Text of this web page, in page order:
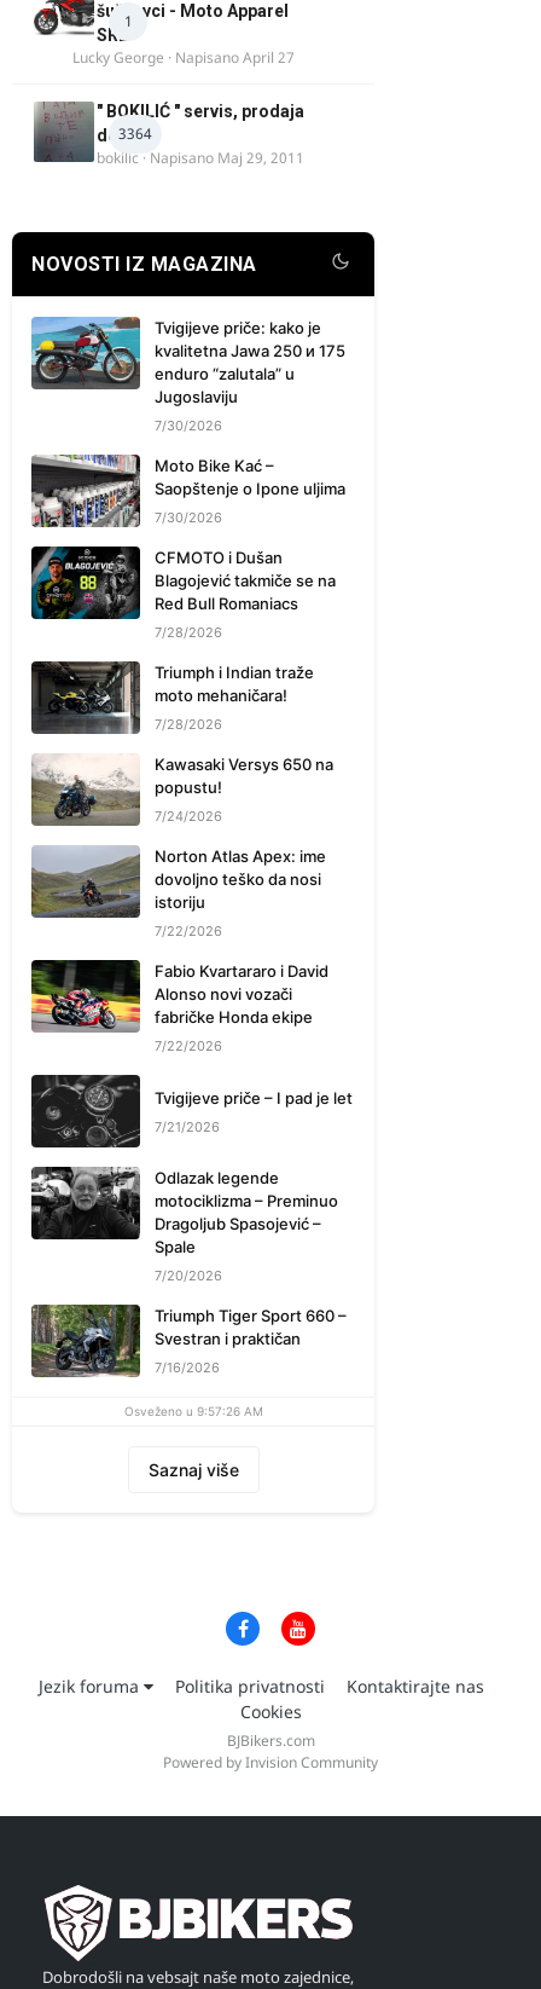
1
šuškavci - Moto Apparel
SRB
Lucky George · NapisanoApril 27
3364
" BOKILIĆ " servis, prodaja
delova
bokilic · Napisano Maj 29, 2011
NOVOSTI IZ MAGAZINA
Tvigijeve priče: kako je
kvalitetna Jawa 250 и 175
enduro “zalutala” u
Jugoslaviju
7/30/2026
Moto Bike Kać –
Saopštenje o Ipone uljima
7/30/2026
CFMOTO i Dušan
Blagojević takmiče se na
Red Bull Romaniacs
7/28/2026
Triumph i Indian traže
moto mehaničara!
7/28/2026
Kawasaki Versys 650 na
popustu!
7/24/2026
Norton Atlas Apex: ime
dovoljno teško da nosi
istoriju
7/22/2026
Fabio Kvartararo i David
Alonso novi vozači
fabričke Honda ekipe
7/22/2026
Tvigijeve priče – I pad je let
7/21/2026
Odlazak legende
motociklizma – Preminuo
Dragoljub Spasojević –
Spale
7/20/2026
Triumph Tiger Sport 660 –
Svestran i praktičan
7/16/2026
Osveženo u 9:57:26 AM
Saznaj više
Jezik foruma Politika privatnosti
Kontaktirajte nas
Cookies
BJBikers.com
Powered by Invision Community
Dobrodošli na vebsajt naše moto zajednice,